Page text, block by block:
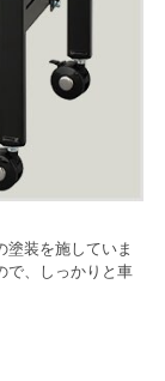
塗装を施していま
で、しっかりと車